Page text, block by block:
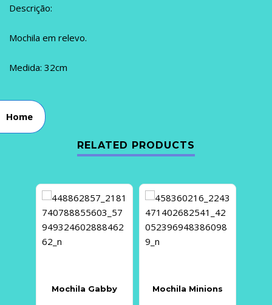
Descrição:
Mochila em relevo.
Medida: 32cm
RELATED PRODUCTS
Mochila Gabby Mochila Minions
Home